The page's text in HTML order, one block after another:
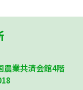
業共済会館4階